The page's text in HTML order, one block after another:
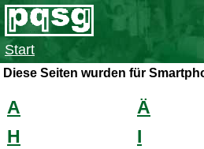
Start
Diese Seiten wurden für
A Ä
H
I